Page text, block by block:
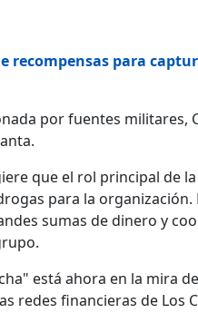
recompensas para
por fuentes militares,
que el rol principal de
para la
sumas de dinero y
está ahora en la mira
redes financieras de Los